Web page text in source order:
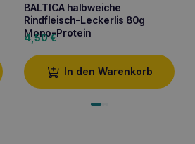
BALTICA halbweiche
Rindfleisch-Leckerlis 80g
Mono-Protein
4,50€
In den Warenkorb